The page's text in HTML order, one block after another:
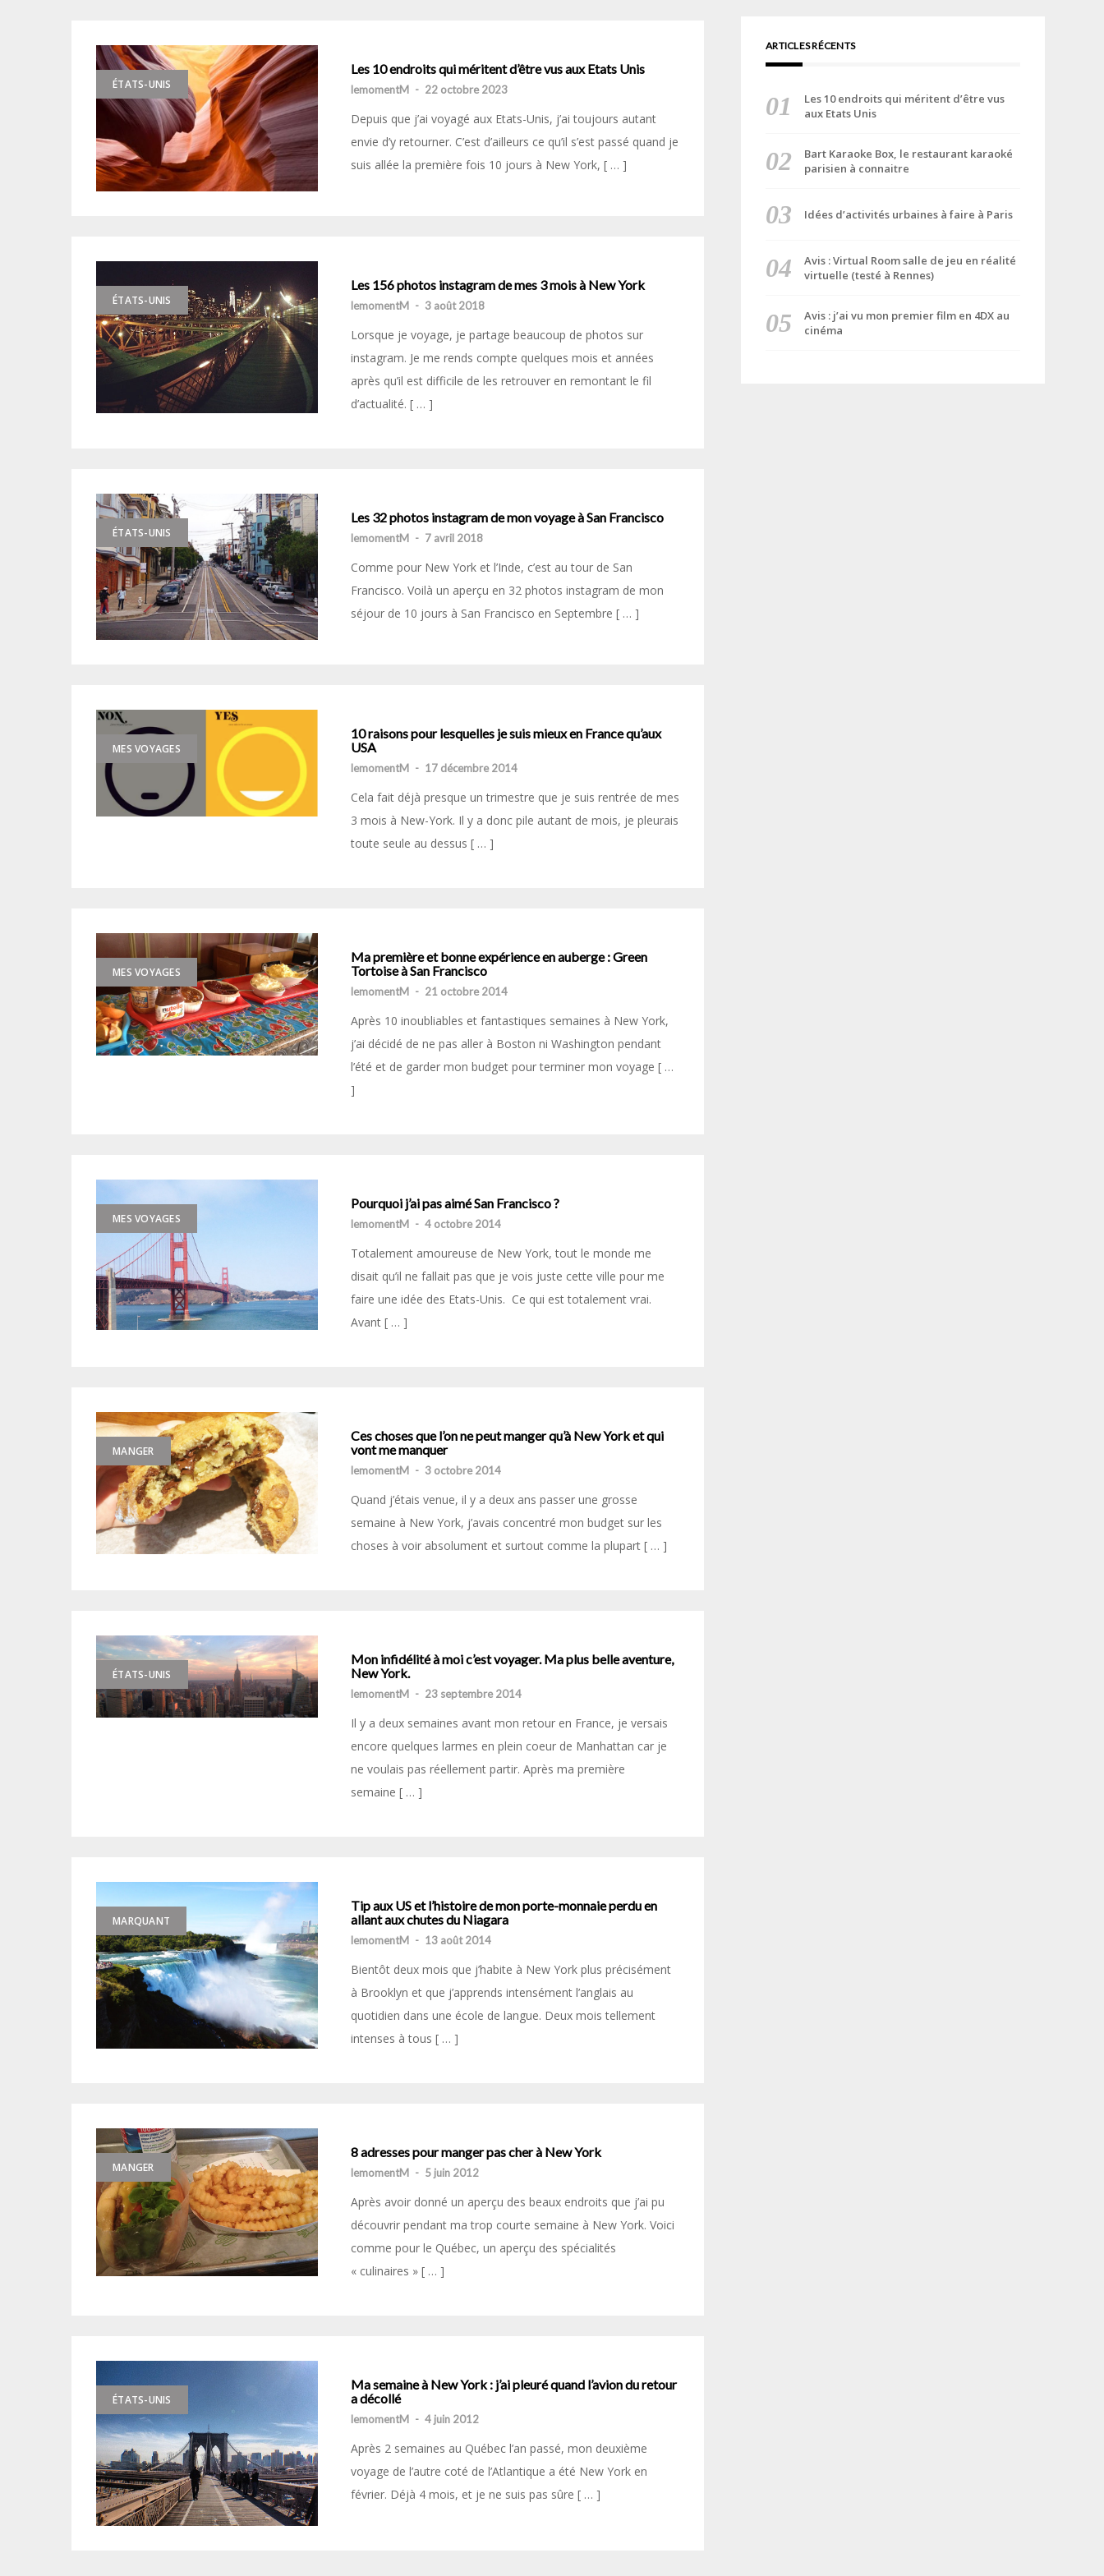
ÉTATS-UNIS
Les 10 endroits qui méritent d’être vus aux Etats Unis
lemomentM - 22 octobre 2023
Depuis que j’ai voyagé aux Etats-Unis, j’ai toujours autant
envie d’y retourner. C’est d’ailleurs ce qu’il s’est passé quand je
suis allée la première fois 10 jours à New York, [ … ]
ÉTATS-UNIS
Les 156 photos instagram de mes 3 mois à New York
lemomentM - 3 août 2018
Lorsque je voyage, je partage beaucoup de photos sur
instagram. Je me rends compte quelques mois et années
après qu’il est difficile de les retrouver en remontant le fil
d’actualité. [ … ]
ÉTATS-UNIS
Les 32 photos instagram de mon voyage à San Francisco
lemomentM - 7 avril 2018
Comme pour New York et l’Inde, c’est au tour de San
Francisco. Voilà un aperçu en 32 photos instagram de mon
séjour de 10 jours à San Francisco en Septembre [ … ]
MES VOYAGES
10 raisons pour lesquelles je suis mieux en France qu’aux
USA
lemomentM - 17 décembre 2014
Cela fait déjà presque un trimestre que je suis rentrée de mes
3 mois à New-York. Il y a donc pile autant de mois, je pleurais
toute seule au dessus [ … ]
MES VOYAGES
Ma première et bonne expérience en auberge : Green
Tortoise à San Francisco
lemomentM - 21 octobre 2014
Après 10 inoubliables et fantastiques semaines à New York,
j’ai décidé de ne pas aller à Boston ni Washington pendant
l’été et de garder mon budget pour terminer mon voyage [ …
]
MES VOYAGES
Pourquoi j’ai pas aimé San Francisco ?
lemomentM - 4 octobre 2014
Totalement amoureuse de New York, tout le monde me
disait qu’il ne fallait pas que je vois juste cette ville pour me
faire une idée des Etats-Unis. Ce qui est totalement vrai.
Avant [ … ]
MANGER
Ces choses que l’on ne peut manger qu’à New York et qui
vont me manquer
lemomentM - 3 octobre 2014
Quand j’étais venue, il y a deux ans passer une grosse
semaine à New York, j’avais concentré mon budget sur les
choses à voir absolument et surtout comme la plupart [ … ]
ÉTATS-UNIS
Mon infidélité à moi c’est voyager. Ma plus belle aventure,
New York.
lemomentM - 23 septembre 2014
Il y a deux semaines avant mon retour en France, je versais
encore quelques larmes en plein coeur de Manhattan car je
ne voulais pas réellement partir. Après ma première
semaine [ … ]
MARQUANT
Tip aux US et l’histoire de mon porte-monnaie perdu en
allant aux chutes du Niagara
lemomentM - 13 août 2014
Bientôt deux mois que j’habite à New York plus précisément
à Brooklyn et que j’apprends intensément l’anglais au
quotidien dans une école de langue. Deux mois tellement
intenses à tous [ … ]
MANGER
8 adresses pour manger pas cher à New York
lemomentM - 5 juin 2012
Après avoir donné un aperçu des beaux endroits que j’ai pu
découvrir pendant ma trop courte semaine à New York. Voici
comme pour le Québec, un aperçu des spécialités
« culinaires » [ … ]
ÉTATS-UNIS
Ma semaine à New York : j’ai pleuré quand l’avion du retour
a décollé
lemomentM - 4 juin 2012
Après 2 semaines au Québec l’an passé, mon deuxième
voyage de l’autre coté de l’Atlantique a été New York en
février. Déjà 4 mois, et je ne suis pas sûre [ … ]
ARTICLES RÉCENTS
Les 10 endroits qui méritent d’être vus
aux Etats Unis
Bart Karaoke Box, le restaurant karaoké
parisien à connaitre
Idées d’activités urbaines à faire à Paris
Avis : Virtual Room salle de jeu en réalité
virtuelle (testé à Rennes)
Avis : j’ai vu mon premier film en 4DX au
cinéma